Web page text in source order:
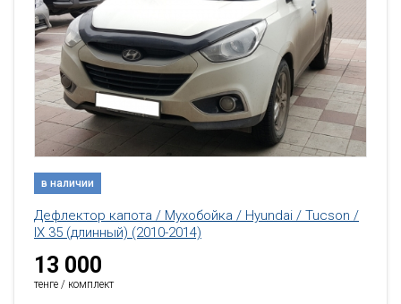
в наличии
Дефлектор капота / Мухобойка / Hyundai / Tucson /
IX 35 (длинный) (2010-2014)
13 000
тенге / комплект